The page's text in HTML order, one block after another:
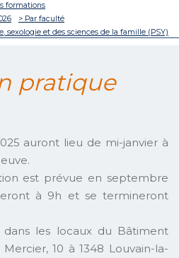
formations
> Par faculté
sexologie et des sciences de la famille (PSY)
pratique
auront lieu de mi-janvier à
est prévue en septembre
à 9h et se termineront
les locaux du Bâtiment
10 à 1348 Louvain-la-